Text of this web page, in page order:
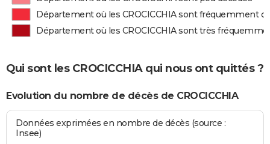
Département où les CROCICCHIA sont fréquemment
Département où les CROCICCHIA sont très
Qui sont les CROCICCHIA qui nous ont quittés ?
Evolution du nombre de décès de CROCICCHIA
Données exprimées en nombre de décès (source :
Insee)